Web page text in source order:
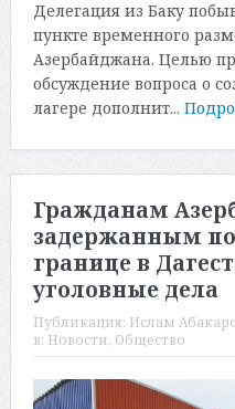
Делегация из Баку
пункте временного
Азербайджана. Целью
обсуждение вопроса о
лагере дополнит...
Гражданам
задержанным
границе в
уголовные дела
Публикация: Ислам
в: Новости, Общество